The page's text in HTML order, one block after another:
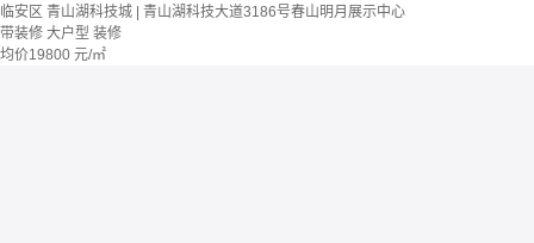
临安区 青山湖科技城 | 青山湖科技大道3186号春山明月展示中心
带装修 大户型 装修
均价19800 元/㎡